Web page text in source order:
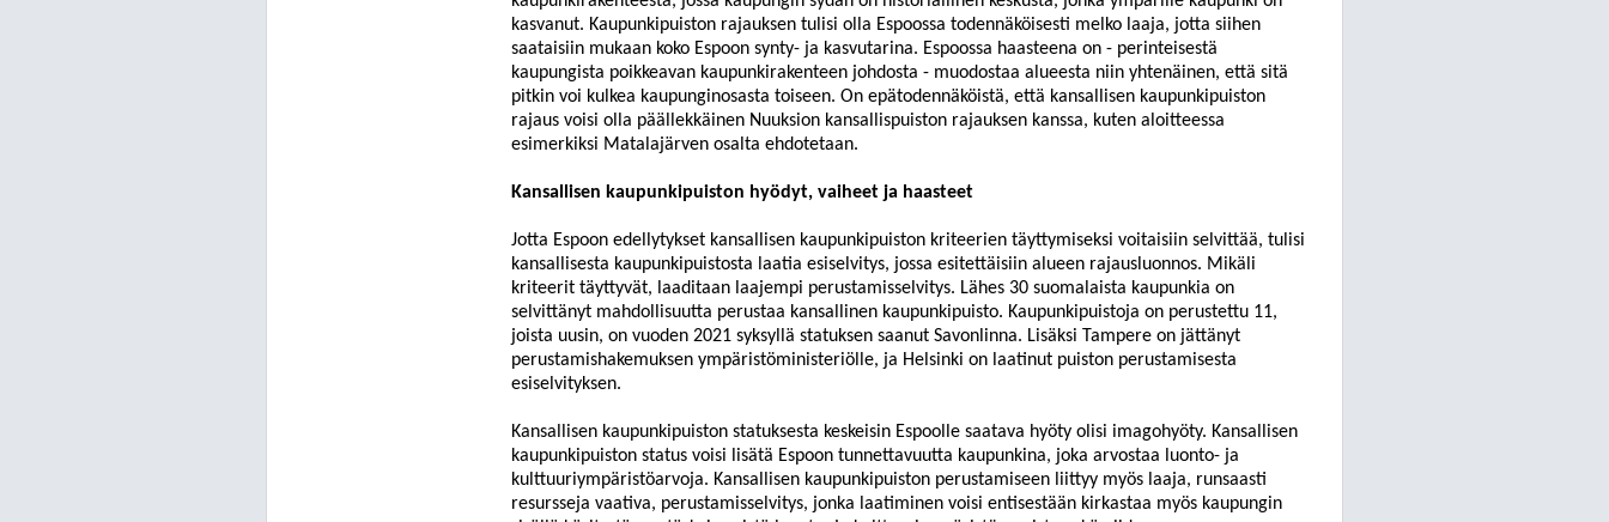
kasvanut. Kaupunkipuiston rajauksen tulisi olla Espoossa todennäköisesti melko laaja, jotta siihen
saataisiin mukaan koko Espoon synty- ja kasvutarina. Espoossa haasteena on - perinteisestä
kaupungista poikkeavan kaupunkirakenteen johdosta - muodostaa alueesta niin yhtenäinen, että sitä
pitkin voi kulkea kaupunginosasta toiseen. On epätodennäköistä, että kansallisen kaupunkipuiston
rajaus voisi olla päällekkäinen Nuuksion kansallispuiston rajauksen kanssa, kuten aloitteessa
esimerkiksi Matalajärven osalta ehdotetaan.
Kansallisen kaupunkipuiston hyödyt, vaiheet ja haasteet
Jotta Espoon edellytykset kansallisen kaupunkipuiston kriteerien täyttymiseksi voitaisiin selvittää, tulisi
kansallisesta kaupunkipuistosta laatia esiselvitys, jossa esitettäisiin alueen rajausluonnos. Mikäli
kriteerit täyttyvät, laaditaan laajempi perustamisselvitys. Lähes 30 suomalaista kaupunkia on
selvittänyt mahdollisuutta perustaa kansallinen kaupunkipuisto. Kaupunkipuistoja on perustettu 11,
joista uusin, on vuoden 2021 syksyllä statuksen saanut Savonlinna. Lisäksi Tampere on jättänyt
perustamishakemuksen ympäristöministeriölle, ja Helsinki on laatinut puiston perustamisesta
esiselvityksen.
Kansallisen kaupunkipuiston statuksesta keskeisin Espoolle saatava hyöty olisi imagohyöty. Kansallisen
kaupunkipuiston status voisi lisätä Espoon tunnettavuutta kaupunkina, joka arvostaa luonto- ja
kulttuuriympäristöarvoja. Kansallisen kaupunkipuiston perustamiseen liittyy myös laaja, runsaasti
resursseja vaativa, perustamisselvitys, jonka laatiminen voisi entisestään kirkastaa myös kaupungin